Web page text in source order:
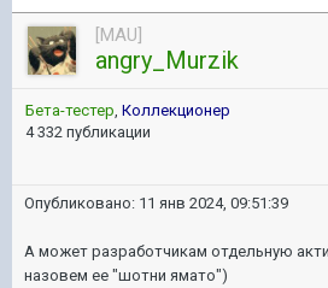
[MAU]
angry_Murzik
Бета-тестер Коллекционер
4 332 публикации
Опубликовано: 11 янв 2024, 09:51:39
А может разработчикам отдельную
назовем ее "шотни ямато")